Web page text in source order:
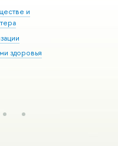
и
здоровья